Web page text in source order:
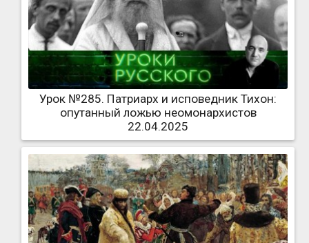
Урок №285. Патриарх и исповедник Тихон:
опутанный ложью неомонархистов
22.04.2025